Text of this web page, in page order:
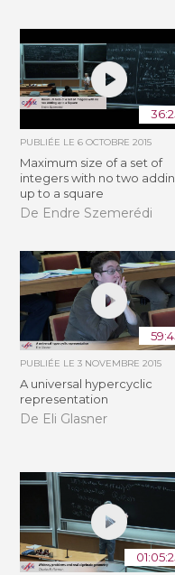
PUBLIÉE LE6 OCTOBRE 2015
Maximum size of a set of
integers with no two
up to a square
De Endre Szemerédi
PUBLIÉE LE3 NOVEMBRE 2015
A universal hypercyclic
representation
De Eli Glasner